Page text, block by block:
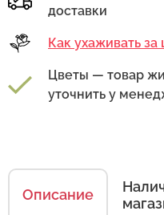
доставки
Как ухаживать за
Цветы — товар
уточнить у
Описание